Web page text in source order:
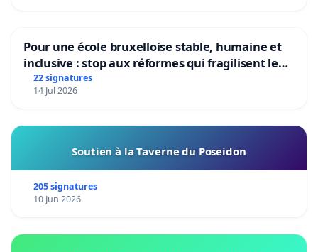
Pour une école bruxelloise stable, humaine et
inclusive : stop aux réformes qui fragilisent le
primaire
22 signatures
14 Jul 2026
Soutien à la Taverne du Poseidon
205 signatures
10 Jun 2026